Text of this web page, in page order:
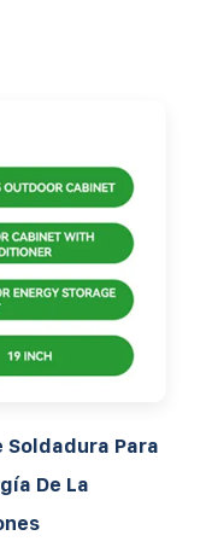
Soldadura Para
De La